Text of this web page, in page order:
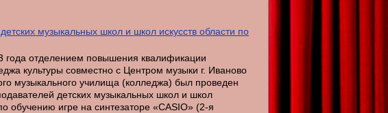
музыкальных школ и школ искусств области по
года отделением повышения квалификации
культуры совместно с Центром музыки г. Иваново
музыкального училища (колледжа) был проведен
детских музыкальных школ и школ
обучению игре на синтезаторе «CASIO» (2-я